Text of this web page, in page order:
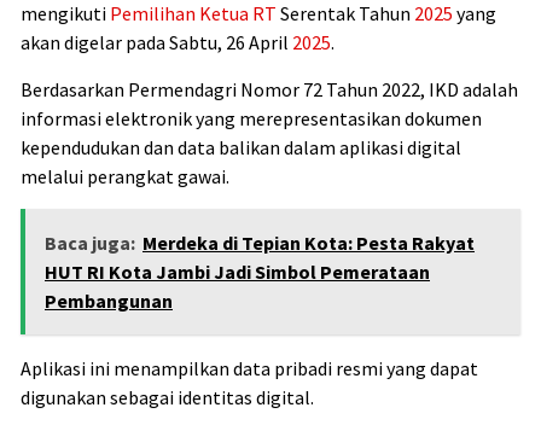
mengikuti Pemilihan Ketua RT Serentak Tahun 2025 yang
akan digelar pada Sabtu, 26 April 2025.
Berdasarkan Permendagri Nomor 72 Tahun 2022, IKD adalah
informasi elektronik yang merepresentasikan dokumen
kependudukan dan data balikan dalam aplikasi digital
melalui perangkat gawai.
Baca juga: Merdeka di Tepian Kota: Pesta Rakyat
HUT RI Kota Jambi Jadi Simbol Pemerataan
Pembangunan
Aplikasi ini menampilkan data pribadi resmi yang dapat
digunakan sebagai identitas digital.